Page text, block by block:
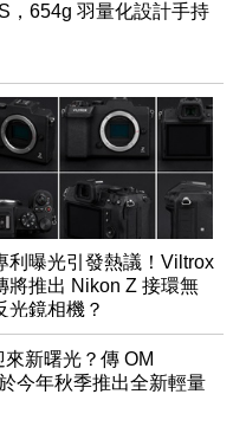
，654g 羽量化設計手持
利曝光引發熱議！Viltrox
將推出 Nikon Z 接環無
光鏡相機？
新曙光？傳 OM
今年秋季推出全新輕量